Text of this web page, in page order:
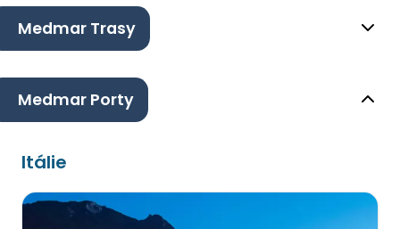
Medmar Trasy
Medmar Porty
Itálie